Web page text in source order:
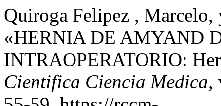
Quiroga Felipez ,
«HERNIA DE AMYAND
INTRAOPERATORIO:
Cientifica Ciencia Medica,